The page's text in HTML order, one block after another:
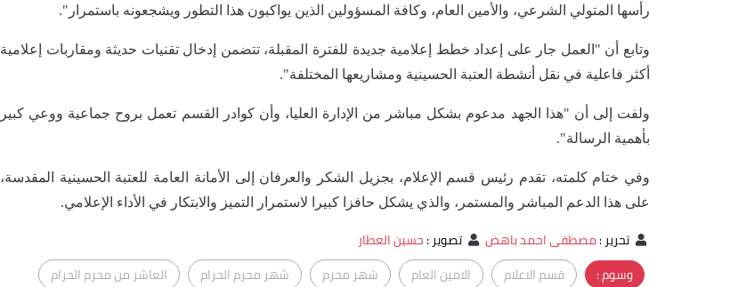
رأسها المتولي الشرعي، والأمين العام، وكافة المسؤولين الذين يواكبون هذا التطور ويشجعونه باستمرار".
وتابع أن "العمل جار على إعداد خطط إعلامية جديدة للفترة المقبلة، تتضمن إدخال تقنيات حديثة ومقاربات إعلامية
أكثر فاعلية في نقل أنشطة العتبة الحسينية ومشاريعها المختلفة".
ولفت إلى أن "هذا الجهد مدعوم بشكل مباشر من الإدارة العليا، وأن كوادر القسم تعمل بروح جماعية ووعي كبير
بأهمية الرسالة".
وفي ختام كلمته، تقدم رئيس قسم الإعلام، بجزيل الشكر والعرفان إلى الأمانة العامة للعتبة الحسينية المقدسة،
على هذا الدعم المباشر والمستمر، والذي يشكل حافزا كبيرا لاستمرار التميز والابتكار في الأداء الإعلامي.
تحرير:مصطفى احمد باهض تصوير:حسين العطار
وسوم :
قسم الاعلام الامين العام شهر محرم شهر محرم الحرام العاشر من محرم الحرام